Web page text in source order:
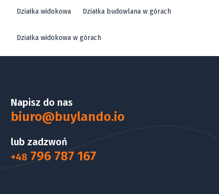
Działka widokowa Działka budowlana w górach
Działka widokowa w górach
Napisz do nas
biuro@buylando.io
lub zadzwoń
+48 796 787 167